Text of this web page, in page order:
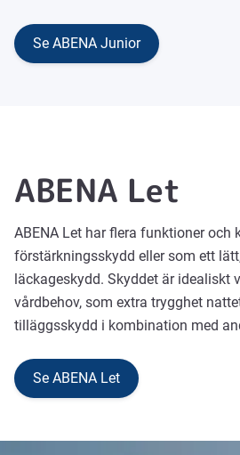
Se ABENA Junior
ABENA Let
ABENA Let har flera funktioner och
förstärkningsskydd eller som ett
läckageskydd. Skyddet är idealiskt
vårdbehov, som extra trygghet
tilläggsskydd i kombination med
Se ABENA Let